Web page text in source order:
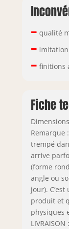
– qualité
–
– finitions
Fiche
Remarque
trempé
arrive
(forme
angle ou
jour).
produit et
physiques